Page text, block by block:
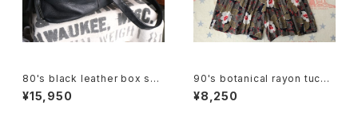
80's black leather box sho
ulder Bag w/ tassel accent
¥15,950
90's botanical rayon tucke
d Culottes
¥8,250